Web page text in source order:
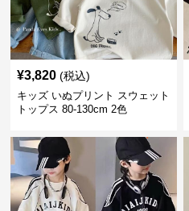
¥3,820 (税込)
キッズ いぬプリント スウェット
トップス 80-130cm 2色